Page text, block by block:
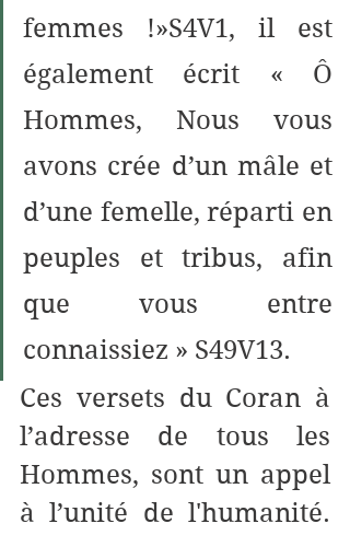
femmes !»S4V1, il est
également écrit « Ô
Hommes, Nous vous
avons crée d’un mâle et
d’une femelle, réparti en
peuples et tribus, afin
que vous entre
connaissiez » S49V13.
Ces versets du Coran à
l’adresse de tous les
Hommes, sont un appel
à l’unité de l'humanité.